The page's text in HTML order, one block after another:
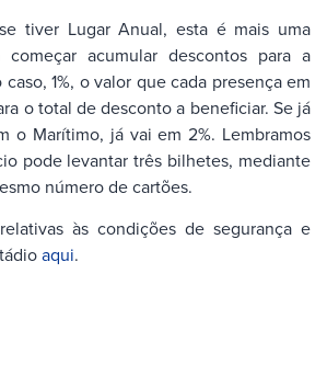
tiver Lugar Anual, esta é mais uma
começar acumular descontos para a
1%, o valor que cada presença em
o total de desconto a beneficiar. Se já
o Marítimo, já vai em 2%. Lembramos
pode levantar três bilhetes, mediante
número de cartões.
às condições de segurança e
aqui.